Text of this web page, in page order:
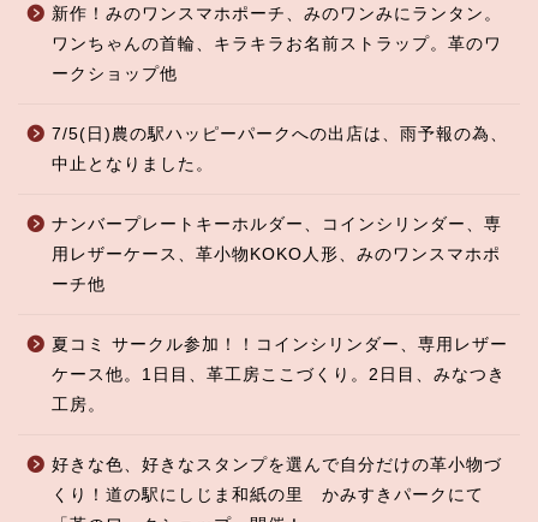
新作！みのワンスマホポーチ、みのワンみにランタン。
ワンちゃんの首輪、キラキラお名前ストラップ。革のワ
ークショップ他
7/5(日)農の駅ハッピーパークへの出店は、雨予報の為、
中止となりました。
ナンバープレートキーホルダー、コインシリンダー、専
用レザーケース、革小物KOKO人形、みのワンスマホポ
ーチ他
夏コミ サークル参加！！コインシリンダー、専用レザー
ケース他。1日目、革工房ここづくり。2日目、みなつき
工房。
好きな色、好きなスタンプを選んで自分だけの革小物づ
くり！道の駅にしじま和紙の里 かみすきパークにて